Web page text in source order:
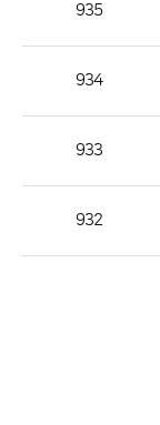
935
934
933
932